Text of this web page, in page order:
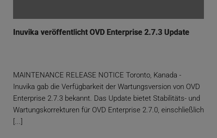
Inuvika veröffentlicht OVD Enterprise 2.7.3 Update
MAINTENANCE RELEASE NOTICE Toronto, Kanada -
Inuvika gab die Verfügbarkeit der Wartungsversion von OVD
Enterprise 2.7.3 bekannt. Das Update bietet Stabilitäts- und
Wartungskorrekturen für OVD Enterprise 2.7.0, einschließlich
[...]